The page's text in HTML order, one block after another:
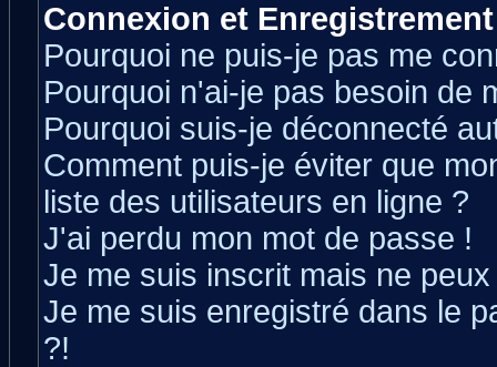
Connexion et Enregistrement
Pourquoi ne puis-je pas me
Pourquoi n'ai-je pas besoin de
Pourquoi suis-je déconnecté
Comment puis-je éviter que
liste des utilisateurs en ligne ?
J'ai perdu mon mot de passe !
Je me suis inscrit mais ne
Je me suis enregistré dans le
?!